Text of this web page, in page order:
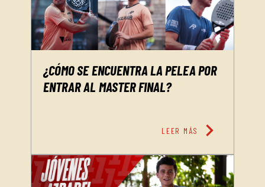
¿CÓMO SE ENCUENTRA LA PELEA POR
ENTRAR AL MASTER FINAL?
LEER MÁS chevron_right